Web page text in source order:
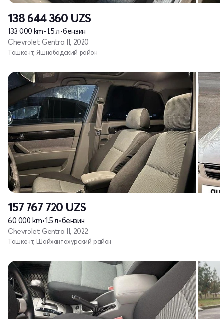
138 644 360 UZS
133 000 km•1.5 л•бензин
Chevrolet Gentra II, 2020
Ташкент, Яшнабадский район
157 767 720 UZS
60 000 km•1.5 л•бензин
Chevrolet Gentra II, 2022
Ташкент, Шайхантахурский район